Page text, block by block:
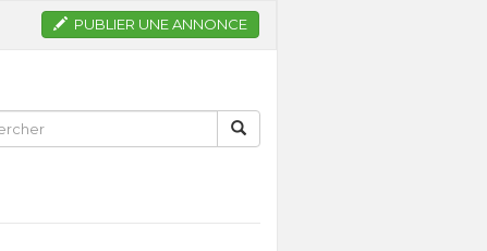
PUBLIER UNE ANNONCE